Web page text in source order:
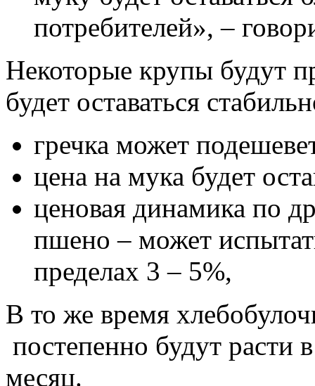
потребителей», –
Некоторые крупы будут
будет оставаться
гречка может
цена на мука будет
ценовая динамика по
пшено – может
пределах 3 – 5%,
В то же время
постепенно будут расти
месяц.